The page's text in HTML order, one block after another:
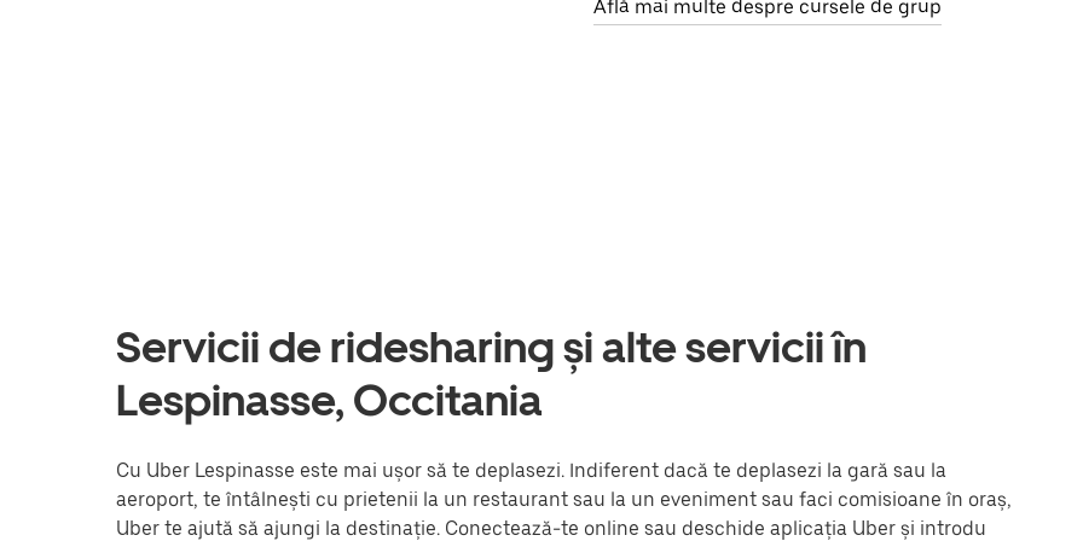
Află mai multe despre cursele de grup
Servicii de ridesharing și alte servicii în
Lespinasse, Occitania
Cu Uber Lespinasse este mai ușor să te deplasezi. Indiferent dacă te deplasezi la gară sau la
aeroport, te întâlnești cu prietenii la un restaurant sau la un eveniment sau faci comisioane în oraș,
Uber te ajută să ajungi la destinație. Conectează-te online sau deschide aplicația Uber și introdu